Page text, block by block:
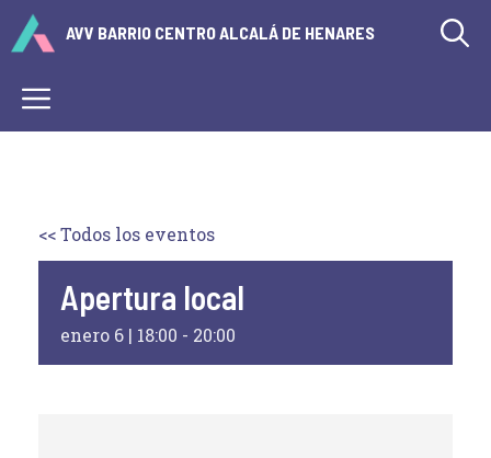
Saltar
AVV BARRIO CENTRO ALCALÁ DE HENARES
Menú
<< Todos los eventos
Apertura local
enero 6 | 18:00 - 20:00